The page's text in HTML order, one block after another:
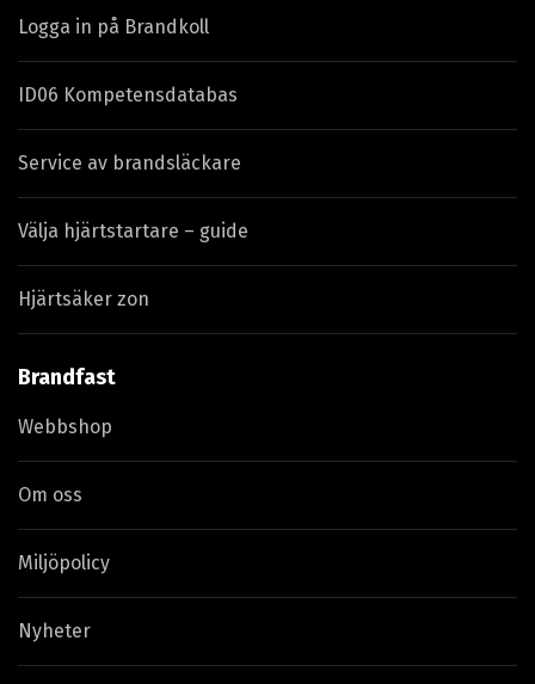
Logga in på Brandkoll
ID06 Kompetensdatabas
Service av brandsläckare
Välja hjärtstartare – guide
Hjärtsäker zon
Brandfast
Webbshop
Om oss
Miljöpolicy
Nyheter